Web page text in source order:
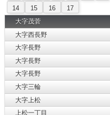
14
15 16
17
大字茂菅
大字西長野
大字長野
大字長野
大字長野
大字三輪
大字上松
上松一丁目